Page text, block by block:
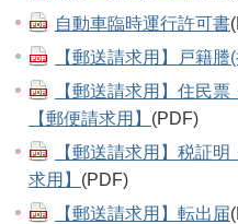
自動車臨時運行許可書
【郵送請求用】戸籍
【郵送請求用】住民
【郵便請求用】 (PDF)
【郵送請求用】税証
求用】 (PDF)
【郵送請求用】転出届